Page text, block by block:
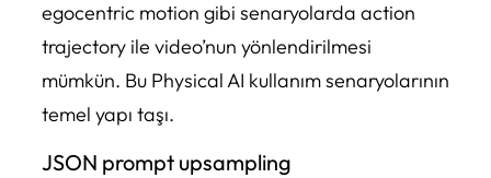
egocentric motion gibi senaryolarda action
trajectory ile video’nun yönlendirilmesi
mümkün. Bu Physical AI kullanım senaryolarının
temel yapı taşı.
JSON prompt upsampling